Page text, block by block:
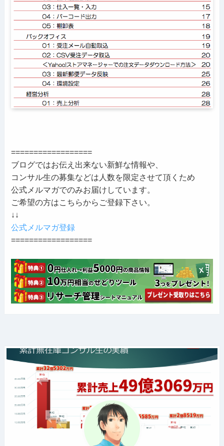
==================
ブログではお伝え出来ない新鮮な情報や、
コンサル生の募集などは人数を限定させて頂くため
公式メルマガでのみお届けしています。
ご希望の方はこちらからご登録下さい。
↓↓
公式メルマガ登録
==================